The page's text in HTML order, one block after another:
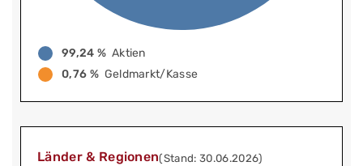
99,24 % Aktien
0,76 % Geldmarkt/Kasse
Länder & Regionen(Stand: 30.06.2026)